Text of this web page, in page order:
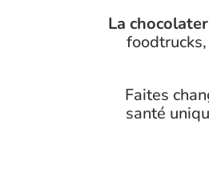
La
Faites
santé